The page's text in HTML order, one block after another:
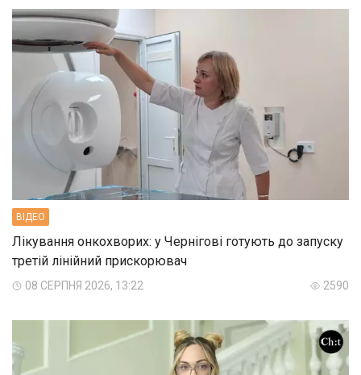
ВIДЕО
Лікування онкохворих: у Чернігові готують до запуску
третій лінійний прискорювач
08 СЕРПНЯ 2026, 13:22 2590